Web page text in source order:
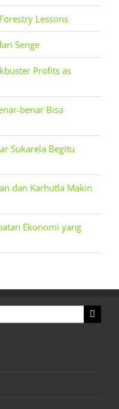
Lessons
Senge
Profits as
benar Bisa
Sukarela Begitu
dan Karhutla Makin
Ekonomi yang